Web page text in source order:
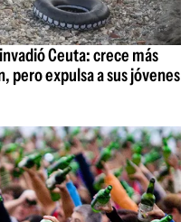
Ceuta: crece más
pero expulsa a sus jóvenes